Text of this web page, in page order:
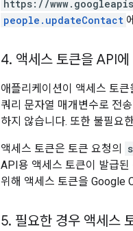
https://
people.updateContact
4. 액세스 토큰을 API
애플리케이션이 액세스 토
쿼리 문자열 매개변수로 전
하지 않습니다. 또한 불필요
액세스 토큰은 토큰 요청의
API용 액세스 토큰이 발급
위해 액세스 토큰을 Google
5. 필요한 경우 액세스